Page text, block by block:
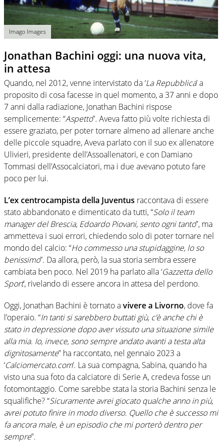
Imago Images
Jonathan Bachini oggi: una nuova vita,
in attesa
Quando, nel 2012, venne intervistato da ‘La Repubblica’ a
proposito di cosa facesse in quel momento, a 37 anni e dopo
7 anni dalla radiazione, Jonathan Bachini rispose
semplicemente: “Aspetto”. Aveva fatto più volte richiesta di
essere graziato, per poter tornare almeno ad allenare anche
delle piccole squadre, Aveva parlato con il suo ex allenatore
Ulivieri, presidente dell’Assoallenatori, e con Damiano
Tommasi dell’Assocalciatori, ma i due avevano potuto fare
poco per lui.
L’ex centrocampista della Juventus raccontava di essere
stato abbandonato e dimenticato da tutti, “Solo il team
manager del Brescia, Edoardo Piovani, sento ogni tanto”, ma
ammetteva i suoi errori, chiedendo solo di poter tornare nel
mondo del calcio: “Ho commesso una stupidaggine, lo so
benissimo”. Da allora, però, la sua storia sembra essere
cambiata ben poco. Nel 2019 ha parlato alla ‘Gazzetta dello
Sport’, rivelando di essere ancora in attesa del perdono.
Oggi, Jonathan Bachini è tornato avivere a Livorno, dove fa
l’operaio. “In tanti si sarebbero buttati giù, c’è anche chi è
stato in depressione dopo aver vissuto una situazione simile
alla mia. Io, invece, sono sempre andato avanti a testa alta
dignitosamente” ha raccontato, nel gennaio 2023 a
‘Calciomercato.com’. La sua compagna, Sabina, quando ha
visto una sua foto da calciatore di Serie A, credeva fosse un
fotomontaggio. Come sarebbe stata la storia Bachini senza le
squalifiche? “Sicuramente avrei giocato qualche anno in più,
avrei potuto finire in modo diverso. Quello che è successo mi
fa ancora male, è un episodio che mi porterò dentro per
sempre”.